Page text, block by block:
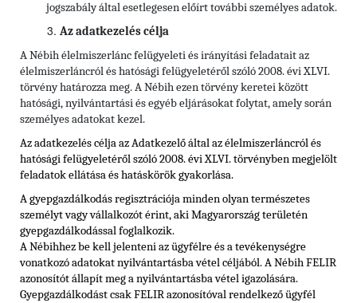
jogszabály által esetlegesen előírt további személyes adatok.
Az adatkezelés célja
A Nébih élelmiszerlánc felügyeleti és irányítási feladatait az
élelmiszerláncról és hatósági felügyeletéről szóló 2008. évi XLVI.
törvény határozza meg. A Nébih ezen törvény keretei között
hatósági, nyilvántartási és egyéb eljárásokat folytat, amely során
személyes adatokat kezel.
Az adatkezelés célja az Adatkezelő által az élelmiszerláncról és
hatósági felügyeletéről szóló 2008. évi XLVI. törvényben megjelölt
feladatok ellátása és hatáskörök gyakorlása.
A gyepgazdálkodás regisztrációja minden olyan természetes
személyt vagy vállalkozót érint, aki Magyarország területén
gyepgazdálkodással foglalkozik.
A Nébihhez be kell jelenteni az ügyfélre és a tevékenységre
vonatkozó adatokat nyilvántartásba vétel céljából. A Nébih FELIR
azonosítót állapít meg a nyilvántartásba vétel igazolására.
Gyepgazdálkodást csak FELIR azonosítóval rendelkező ügyfél